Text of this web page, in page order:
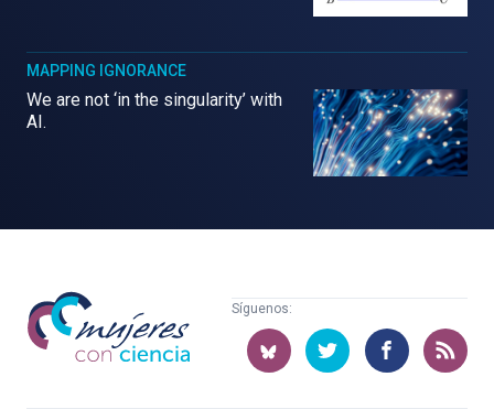
MAPPING IGNORANCE
We are not ‘in the singularity’ with
AI.
Mujeres
con
ciencia
Síguenos: